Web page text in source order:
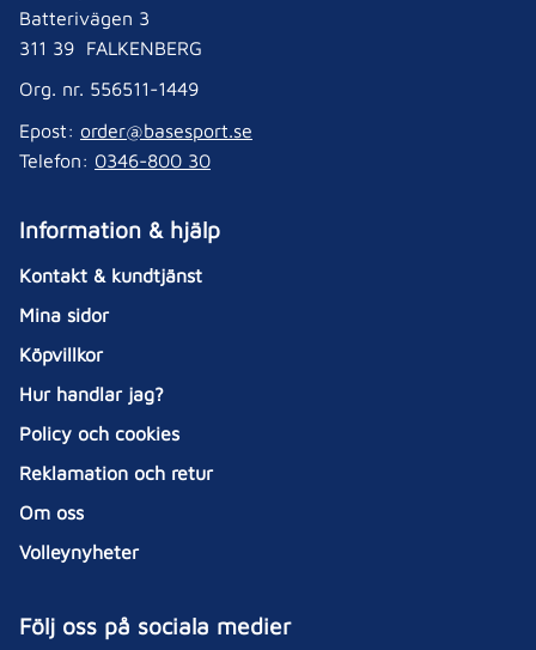
Batterivägen 3
311 39 FALKENBERG
Org. nr. 556511-1449
Epost: order@basesport.se
Telefon: 0346-800 30
Information & hjälp
Kontakt & kundtjänst
Mina sidor
Köpvillkor
Hur handlar jag?
Policy och cookies
Reklamation och retur
Om oss
Volleynyheter
Följ oss på sociala medier